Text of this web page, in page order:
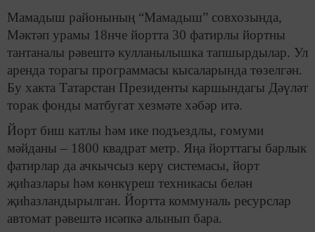
Мамадыш районының “Мамадыш” совхозында,
Мәктәп урамы 18нче йортта 30 фатирлы йортны
тантаналы рәвештә кулланылышка тапшырдылар. Ул
аренда торагы программасы кысаларында төзелгән.
Бу хакта Татарстан Президенты каршындагы Дәүләт
торак фонды матбугат хезмәте хәбәр итә.
Йорт биш катлы һәм ике подъездлы, гомуми
мәйданы – 1800 квадрат метр. Яңа йорттагы барлык
фатирлар да ачкычсыз керү системасы, йорт
җиһазлары һәм көнкүреш техникасы белән
җиһазландырылган. Йортта коммуналь ресурслар
автомат рәвештә исәпкә алынып бара.